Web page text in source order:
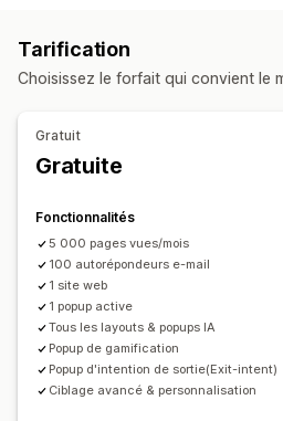
Newsletters
Formulaires
Sondages Questionnaires Pop-
Pop-ups d’avis
Outil d’édition
Polices personnalisées
Liste de collecte d’adresses e-mail
Liste de collecte de SMS
Déclencheurs et règles
Géolocalisation
Segmentation
Analyses de données Test A/B
Médias sociaux
Promotions E-mails de vente
Panier abandonné
Recommandations de produits
Gestion des campagnes
Modèles Génération IA
Polices personnalisées
Recueil du consentement
Liste de collecte d’adresses e-mail
Liste de collecte de SMS
Tarification
Choisissez le forfait qui convient le
Gratuit
Gratuite
Fonctionnalités
5 000 pages vues/mois
100 autorépondeurs e-mail
1 site web
1 popup active
Tous les layouts & popups IA
Popup de gamification
Popup d'intention de sortie(Exit-intent)
Ciblage avancé & personnalisation